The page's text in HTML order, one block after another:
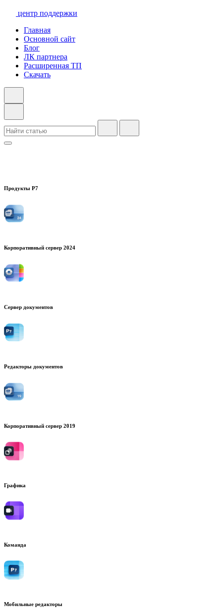
центр поддержки
Главная
Основной сайт
Блог
ЛК партнера
Расширенная ТП
Скачать
Продукты Р7
Корпоративный сервер 2024
Сервер документов
Редакторы документов
Корпоративный сервер 2019
Графика
Команда
Мобильные редакторы